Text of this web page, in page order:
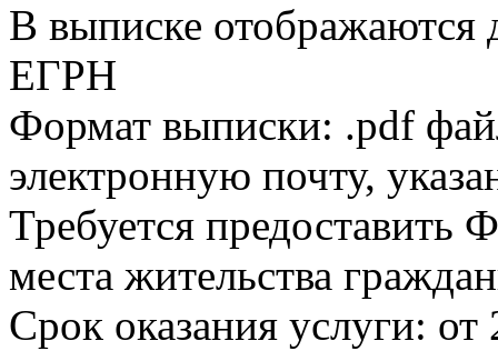
В выписке
ЕГРН
Формат выписки: .pdf
электронную почту,
Требуется
места жительства
Срок оказания услуги: от